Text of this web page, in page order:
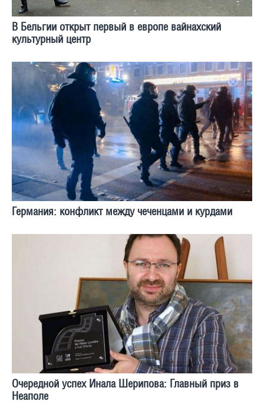
В Бельгии открыт первый в европе вайнахский
культурный центр
Германия: конфликт между чеченцами и курдами
Очередной успех Инала Шерипова: Главный приз в
Неаполе